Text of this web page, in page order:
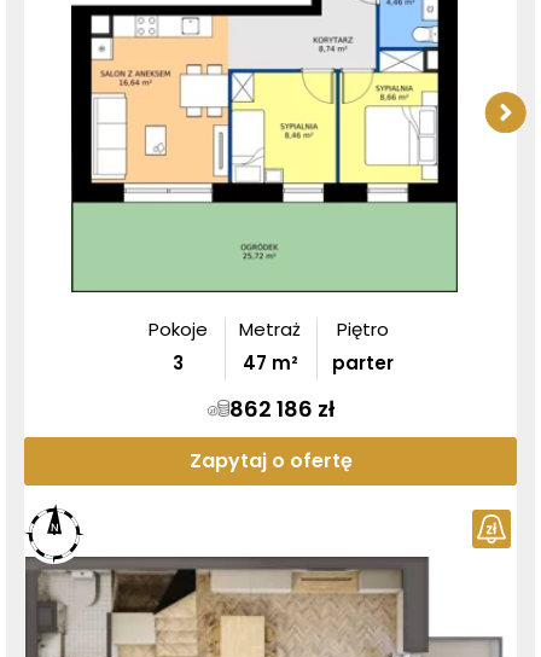
Pokoje
3
Metraż
47 m²
Piętro
parter
862 186 zł
Zapytaj o ofertę